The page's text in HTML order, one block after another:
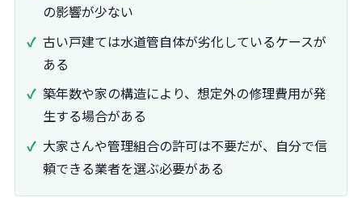
の影響が少ない
古い戸建ては水道管自体が劣化しているケースが
ある
築年数や家の構造により、想定外の修理費用が発
生する場合がある
大家さんや管理組合の許可は不要だが、自分で信
頼できる業者を選ぶ必要がある